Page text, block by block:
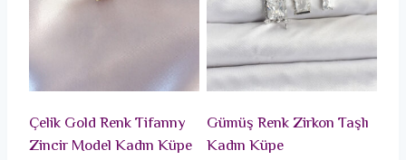
Çelik Gold Renk Tifanny
Zincir Model Kadın Küpe
Gümüş Renk Zirkon Taşlı
Kadın Küpe